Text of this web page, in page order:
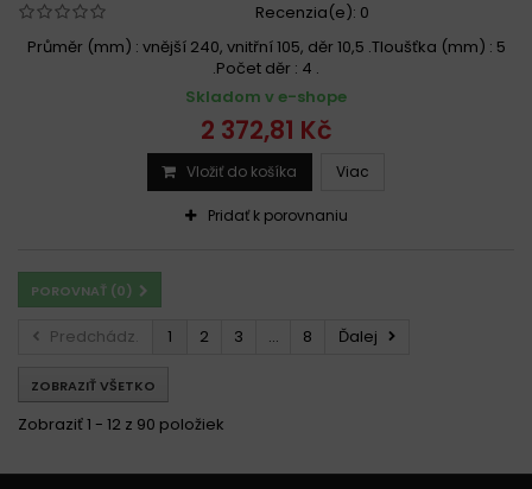
Recenzia(e): 0
Průměr (mm) : vnější 240, vnitřní 105, děr 10,5 .Tloušťka (mm) : 5
.Počet děr : 4 .
Skladom v e-shope
2 372,81 Kč
Vložiť do košíka Viac
Pridať k porovnaniu
POROVNAŤ (0)
Predchádz. 1 2 3 ... 8 Ďalej
ZOBRAZIŤ VŠETKO
Zobraziť 1 - 12 z 90 položiek